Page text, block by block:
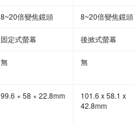
8~20倍變焦鏡頭 8~20倍變焦鏡頭
固定式螢幕 後掀式螢幕
無 無
99.6 × 58 × 22.8mm
101.6 x 58.1 x
42.8mm